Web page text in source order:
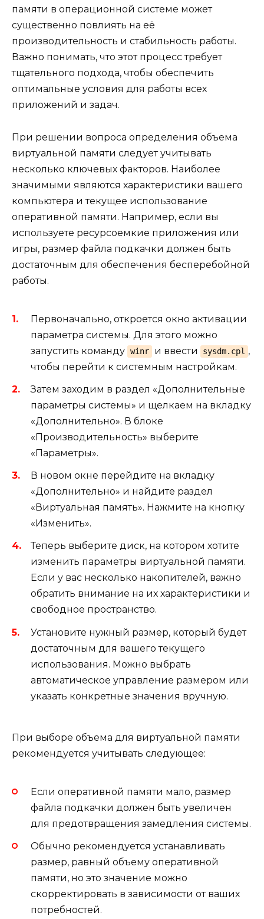
памяти в операционной системе может
существенно повлиять на её
производительность и стабильность работы.
Важно понимать, что этот процесс требует
тщательного подхода, чтобы обеспечить
оптимальные условия для работы всех
приложений и задач.
При решении вопроса определения объема
виртуальной памяти следует учитывать
несколько ключевых факторов. Наиболее
значимыми являются характеристики вашего
компьютера и текущее использование
оперативной памяти. Например, если вы
используете ресурсоемкие приложения или
игры, размер файла подкачки должен быть
достаточным для обеспечения бесперебойной
работы.
Первоначально, откроется окно активации
параметра системы. Для этого можно
запустить команду winr и ввести sysdm.cpl ,
чтобы перейти к системным настройкам.
Затем заходим в раздел «Дополнительные
параметры системы» и щелкаем на вкладку
«Дополнительно». В блоке
«Производительность» выберите
«Параметры».
В новом окне перейдите на вкладку
«Дополнительно» и найдите раздел
«Виртуальная память». Нажмите на кнопку
«Изменить».
Теперь выберите диск, на котором хотите
изменить параметры виртуальной памяти.
Если у вас несколько накопителей, важно
обратить внимание на их характеристики и
свободное пространство.
Установите нужный размер, который будет
достаточным для вашего текущего
использования. Можно выбрать
автоматическое управление размером или
указать конкретные значения вручную.
При выборе объема для виртуальной памяти
рекомендуется учитывать следующее:
Если оперативной памяти мало, размер
файла подкачки должен быть увеличен
для предотвращения замедления системы.
Обычно рекомендуется устанавливать
размер, равный объему оперативной
памяти, но это значение можно
скорректировать в зависимости от ваших
потребностей.